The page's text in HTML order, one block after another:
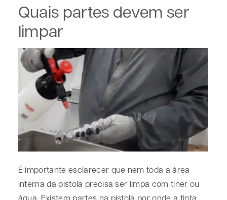
Quais partes devem ser
limpar
É importante esclarecer que nem toda a área
interna da pistola precisa ser limpa com tiner ou